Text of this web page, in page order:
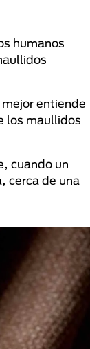
humanos
entiende
los maullidos
cuando un
cerca de una